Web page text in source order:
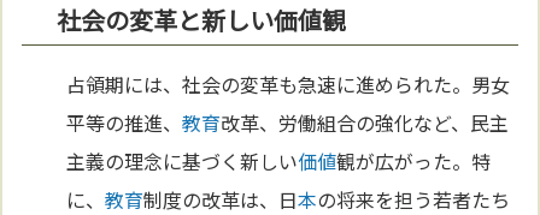
社会の変革と新しい価値観
占領期には、社会の変革も急速に進められた。男女
平等の推進、教育改革、労働組合の強化など、民主
主義の理念に基づく新しい価値観が広がった。特
に、教育制度の改革は、日本の将来を担う若者たち